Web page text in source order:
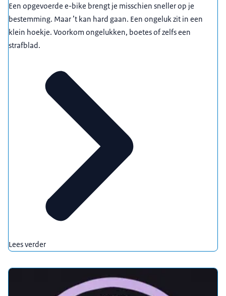
Een opgevoerde e-bike brengt je misschien sneller op je
bestemming. Maar ’t kan hard gaan. Een ongeluk zit in een
klein hoekje. Voorkom ongelukken, boetes of zelfs een
strafblad.
Lees verder